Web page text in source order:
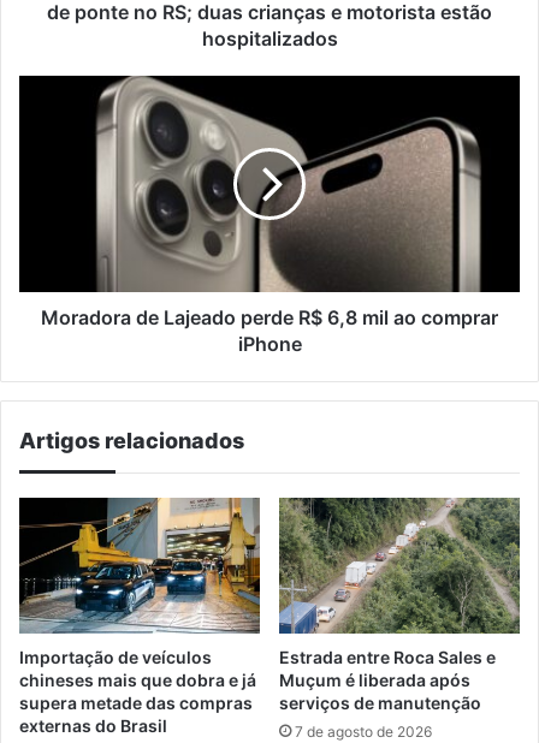
de ponte no RS; duas crianças e motorista estão
hospitalizados
comprar
iPhone
Moradora de Lajeado perde R$ 6,8 mil ao comprar
iPhone
Artigos relacionados
Importação de veículos
chineses mais que dobra e já
supera metade das compras
externas do Brasil
Estrada entre Roca Sales e
Muçum é liberada após
serviços de manutenção
7 de agosto de 2026